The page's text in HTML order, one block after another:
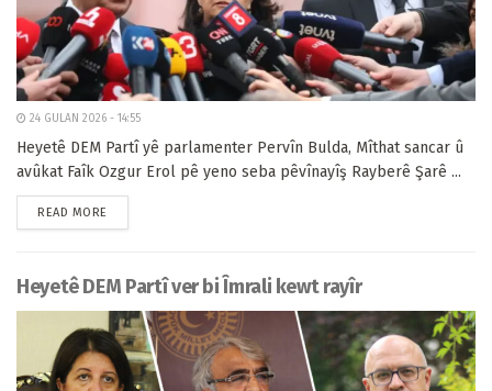
24 GULAN 2026 - 14:55
Heyetê DEM Partî yê parlamenter Pervîn Bulda, Mîthat sancar û
avûkat Faîk Ozgur Erol pê yeno seba pêvînayîş Rayberê Şarê ...
READ MORE
Heyetê DEM Partî ver bi Îmrali kewt rayîr